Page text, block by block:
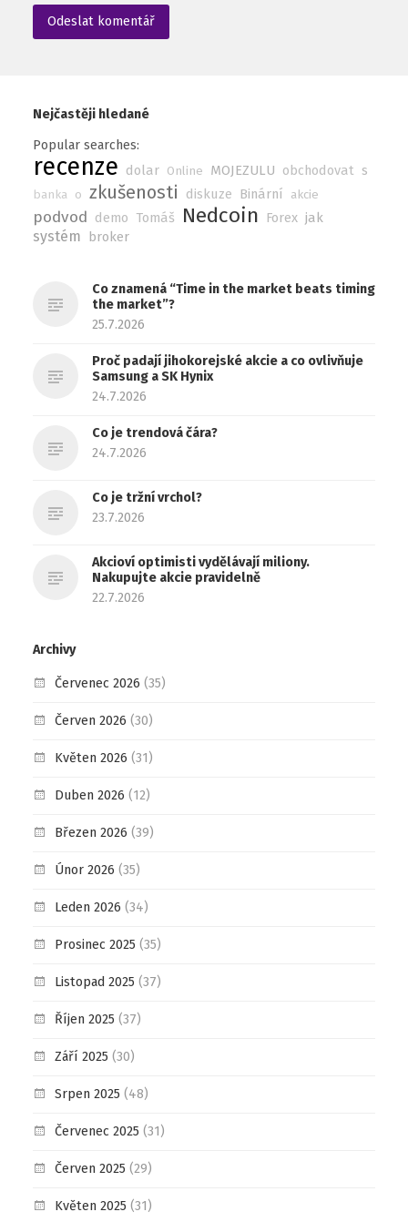
Nejčastěji hledané
Popular searches:
recenze dolar Online MOJEZULU obchodovat s
banka o zkušenosti diskuze Binární akcie
podvod demo Tomáš Nedcoin Forex jak
systém broker
Co znamená “Time in the market beats timing
the market”?
25.7.2026
Proč padají jihokorejské akcie a co ovlivňuje
Samsung a SK Hynix
24.7.2026
Co je trendová čára?
24.7.2026
Co je tržní vrchol?
23.7.2026
Akcioví optimisti vydělávají miliony.
Nakupujte akcie pravidelně
22.7.2026
Archivy
Červenec 2026 (35)
Červen 2026 (30)
Květen 2026 (31)
Duben 2026 (12)
Březen 2026 (39)
Únor 2026 (35)
Leden 2026 (34)
Prosinec 2025 (35)
Listopad 2025 (37)
Říjen 2025 (37)
Září 2025 (30)
Srpen 2025 (48)
Červenec 2025 (31)
Červen 2025 (29)
Květen 2025 (31)